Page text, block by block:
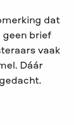
dat
geen brief
vaak
Dáár